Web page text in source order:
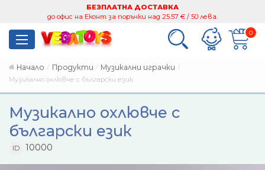
БЕЗПЛАТНА ДОСТАВКА
до офис на Еконт за поръчки над 25.57 € / 50 лева.
0
Начало Продукти Музикални играчки
Музикално охлювче с български език
Музикално охлювче с
български език
ID 10000